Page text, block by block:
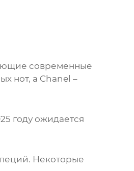
современные
нот, а Chanel –
году ожидается
Некоторые